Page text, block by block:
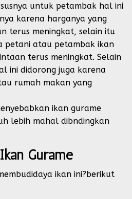
untuk petambak hal ini
karena harganya yang
terus meningkat, selain itu
petani atau petambak ikan
terus meningkat. Selain
ini didorong juga karena
rumah makan yang
ikan gurame
lebih mahal dibndingkan
Gurame
ikan ini?berikut